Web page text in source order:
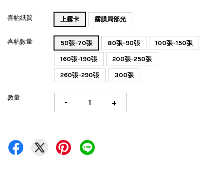
喜帖紙質 上霧卡 霧膜局部光
喜帖數量 50張-70張 80張-90張 100張-150張
160張-190張 200張-250張
260張-290張 300張
數量 - +